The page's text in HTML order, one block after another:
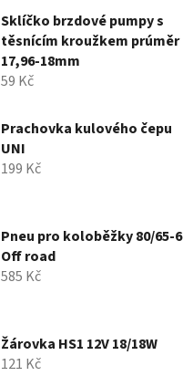
Sklíčko brzdové pumpy s
těsnícím kroužkem prúměr
17,96-18mm
59 Kč
Prachovka kulového čepu
UNI
199 Kč
Pneu pro koloběžky 80/65-6
Off road
585 Kč
Žárovka HS1 12V 18/18W
121 Kč